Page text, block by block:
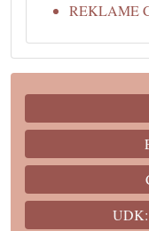
REKLAME
UDK: